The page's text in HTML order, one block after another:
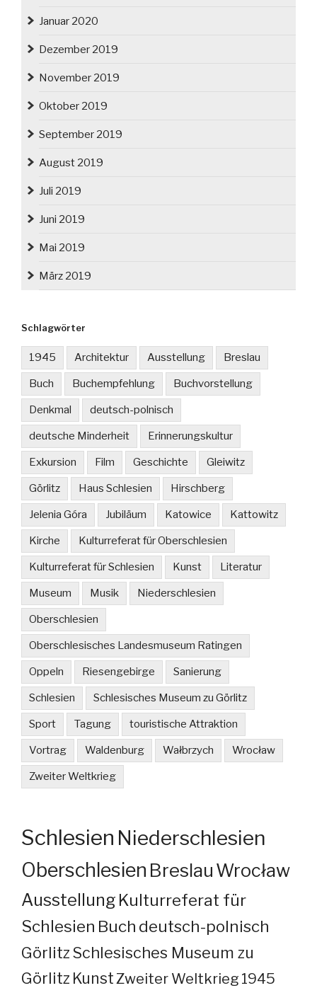
Januar 2020
Dezember 2019
November 2019
Oktober 2019
September 2019
August 2019
Juli 2019
Juni 2019
Mai 2019
März 2019
Schlagwörter
1945 Architektur Ausstellung Breslau
Buch Buchempfehlung Buchvorstellung
Denkmal deutsch-polnisch
deutsche Minderheit Erinnerungskultur
Exkursion Film Geschichte Gleiwitz
Görlitz Haus Schlesien Hirschberg
Jelenia Góra Jubiläum Katowice Kattowitz
Kirche Kulturreferat für Oberschlesien
Kulturreferat für Schlesien Kunst Literatur
Museum Musik Niederschlesien
Oberschlesien
Oberschlesisches Landesmuseum Ratingen
Oppeln Riesengebirge Sanierung
Schlesien Schlesisches Museum zu Görlitz
Sport Tagung touristische Attraktion
Vortrag Waldenburg Wałbrzych Wrocław
Zweiter Weltkrieg
Schlesien Niederschlesien
Oberschlesien Breslau Wrocław
Ausstellung Kulturreferat für
Schlesien Buch deutsch-polnisch
GörlitzSchlesisches Museum zu
Görlitz KunstZweiter Weltkrieg 1945